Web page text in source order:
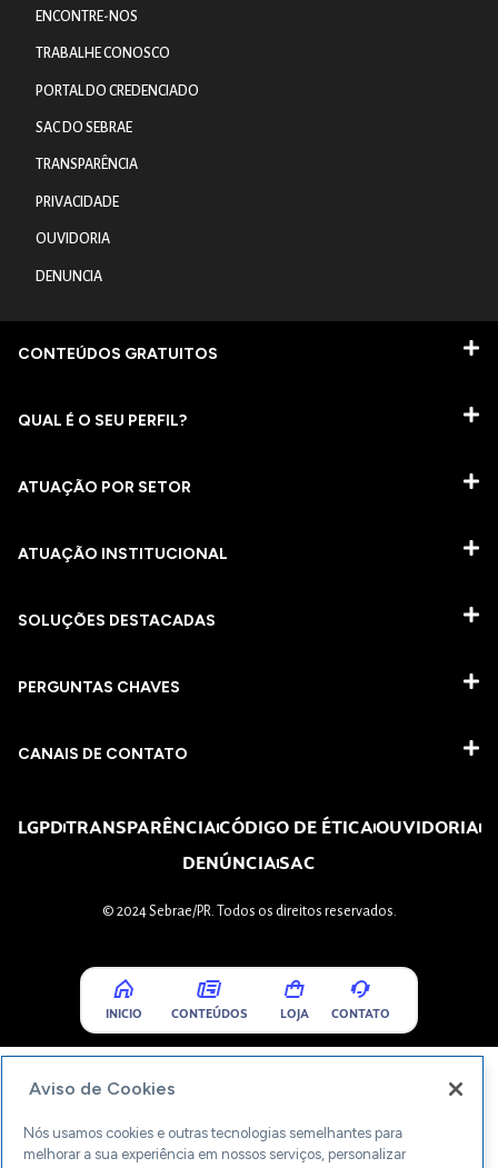
ENCONTRE-NOS
TRABALHE CONOSCO
PORTAL DO CREDENCIADO
SAC DO SEBRAE
TRANSPARÊNCIA
PRIVACIDADE
OUVIDORIA
DENUNCIA
CONTEÚDOS GRATUITOS
QUAL É O SEU PERFIL?
ATUAÇÃO POR SETOR
ATUAÇÃO INSTITUCIONAL
SOLUÇÕES DESTACADAS
PERGUNTAS CHAVES​
CANAIS DE CONTATO
LGPDTRANSPARÊNCIACÓDIGO DE ÉTICAOUVIDORIA
DENÚNCIASAC
© 2024 Sebrae/PR. Todos os direitos reservados.
INICIO CONTEÚDOS LOJA CONTATO
Aviso de Cookies
Nós usamos cookies e outras tecnologias semelhantes para
melhorar a sua experiência em nossos serviços, personalizar